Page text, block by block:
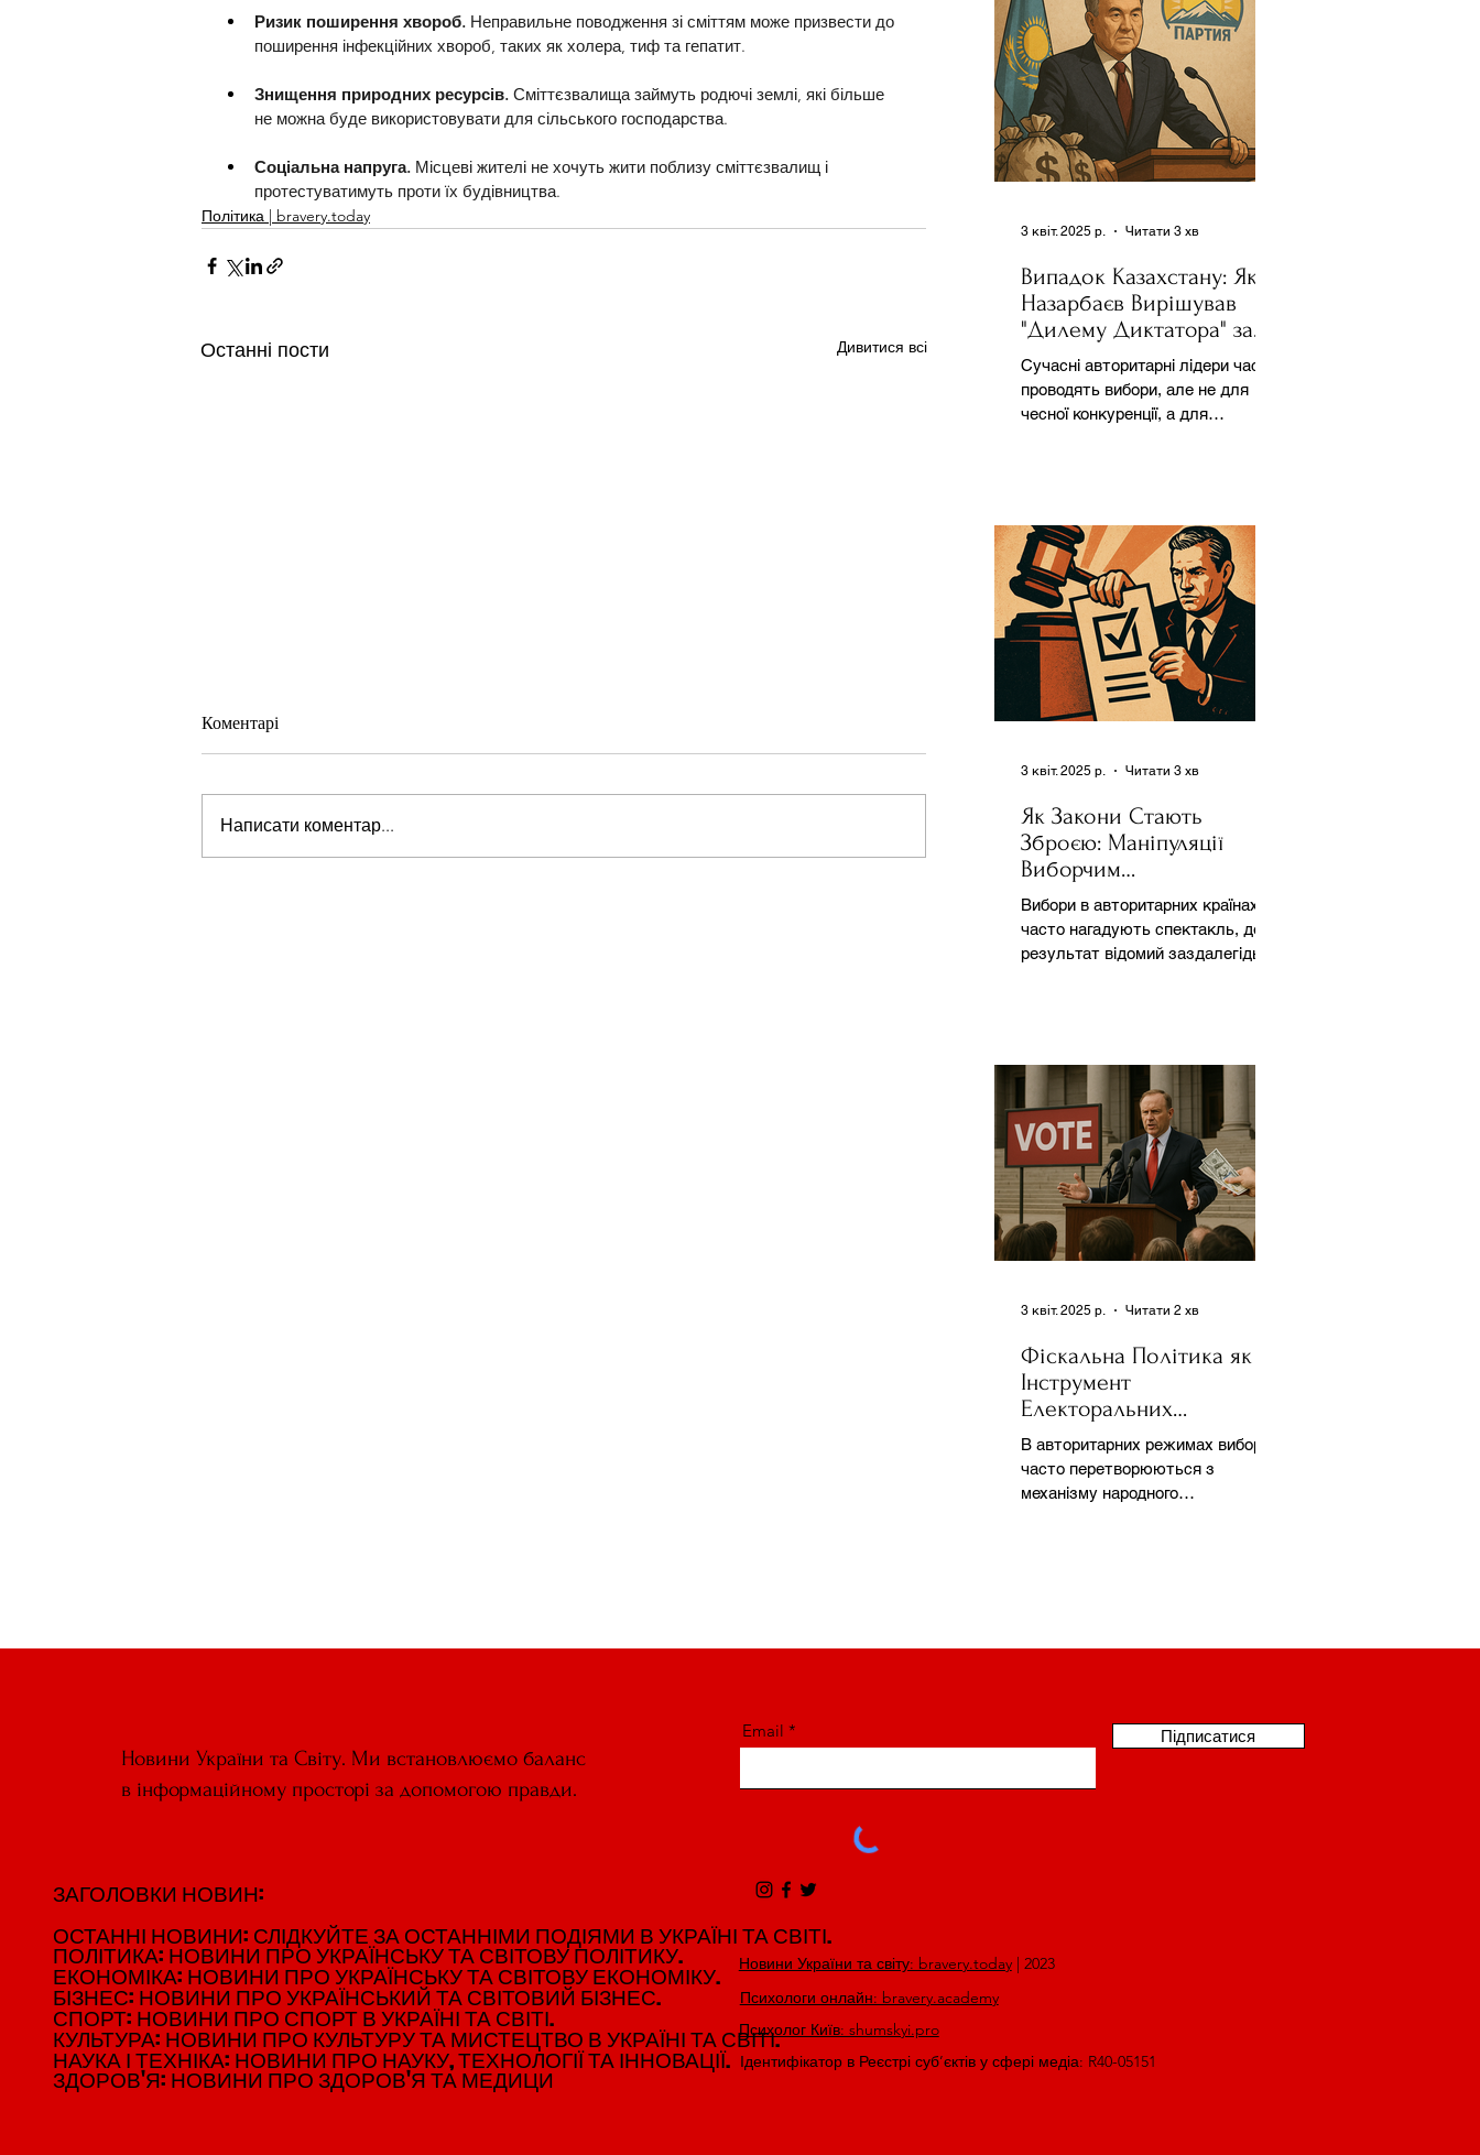
Ризик поширення хвороб. Неправильне поводження зі сміттям може призвести до
поширення інфекційних хвороб, таких як холера, тиф та гепатит.
Знищення природних ресурсів. Сміттєзвалища займуть родючі землі, які більше
не можна буде використовувати для сільського господарства.
Соціальна напруга. Місцеві жителі не хочуть жити поблизу сміттєзвалищ і
протестуватимуть проти їх будівництва.
Політика | bravery.today
Останні пости Дивитися всі
Коментарі
Написати коментар...
Випадок Казахстану: Як
Назарбаєв Вирішував
"Дилему Диктатора" за
Допомогою Ресурсів та
Партії
Сучасні авторитарні лідери часто
проводять вибори, але не для
чесної конкуренції, а для
3 квіт. 2025 р. Читати 3 хв
Як Закони Стають
Зброєю: Маніпуляції
Виборчим
Законодавством в
Автократіях
Вибори в авторитарних країнах
часто нагадують спектакль, де
результат відомий заздалегідь.
3 квіт. 2025 р. Читати 3 хв
Фіскальна Політика як
Інструмент
Електоральних
Маніпуляцій в
Автократіях
В авторитарних режимах вибори
часто перетворюються з
механізму народного
3 квіт. 2025 р. Читати 2 хв
Новини України та Світу. Ми встановлюємо баланс
в інформаційному просторі за допомогою правди.
ЗАГОЛОВКИ НОВИН:
ОСТАННІ НОВИНИ: СЛІДКУЙТЕ ЗА ОСТАННІМИ ПОДІЯМИ В УКРАЇНІ ТА СВІТІ.
ПОЛІТИКА: НОВИНИ ПРО УКРАЇНСЬКУ ТА СВІТОВУ ПОЛІТИКУ.
ЕКОНОМІКА: НОВИНИ ПРО УКРАЇНСЬКУ ТА СВІТОВУ ЕКОНОМІКУ.
БІЗНЕС: НОВИНИ ПРО УКРАЇНСЬКИЙ ТА СВІТОВИЙ БІЗНЕС.
СПОРТ: НОВИНИ ПРО СПОРТ В УКРАЇНІ ТА СВІТІ.
КУЛЬТУРА: НОВИНИ ПРО КУЛЬТУРУ ТА МИСТЕЦТВО В УКРАЇНІ ТА СВІТІ.
НАУКА І ТЕХНІКА: НОВИНИ ПРО НАУКУ, ТЕХНОЛОГІЇ ТА ІННОВАЦІЇ.
ЗДОРОВ'Я: НОВИНИ ПРО ЗДОРОВ'Я ТА МЕДИЦИ
ЗАГОЛОВКИ НОВИН:
ОСТАННІ НОВИНИ: СЛІДКУЙТЕ ЗА ОСТАННІМИ ПОДІЯМИ В УКРАЇНІ ТА СВІТІ.
ПОЛІТИКА: НОВИНИ ПРО УКРАЇНСЬКУ ТА СВІТОВУ ПОЛІТИКУ.
ЕКОНОМІКА: НОВИНИ ПРО УКРАЇНСЬКУ ТА СВІТОВУ ЕКОНОМІКУ.
БІЗНЕС: НОВИНИ ПРО УКРАЇНСЬКИЙ ТА СВІТОВИЙ БІЗНЕС.
СПОРТ: НОВИНИ ПРО СПОРТ В УКРАЇНІ ТА СВІТІ.
КУЛЬТУРА: НОВИНИ ПРО КУЛЬТУРУ ТА МИСТЕЦТВО В УКРАЇНІ ТА СВІТІ.
НАУКА І ТЕХНІКА: НОВИНИ ПРО НАУКУ, ТЕХНОЛОГІЇ ТА ІННОВАЦІЇ.
ЗДОРОВ'Я: НОВИНИ ПРО ЗДОРОВ'Я ТА МЕДИЦИ
Email Підписатися
Новини України та світу: bravery.today| 2023
Психологи онлайн: bravery.academy
Психолог Київ: shumskyi.pro
Ідентифікатор в Реєстрі суб’єктів у сфері медіа: R40-05151